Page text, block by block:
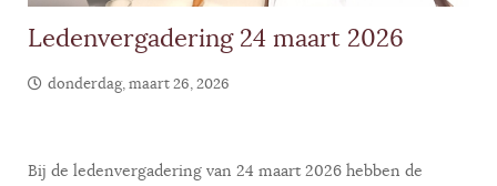
Ledenvergadering 24 maart 2026
donderdag, maart 26, 2026
Bij de ledenvergadering van 24 maart 2026 hebben de